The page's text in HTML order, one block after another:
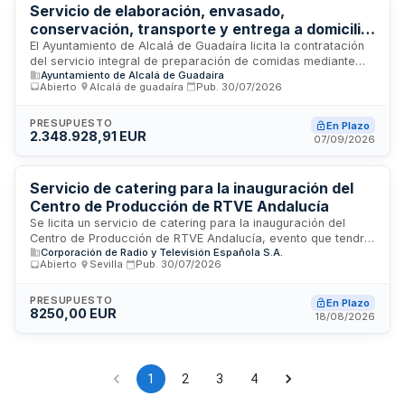
Servicio de elaboración, envasado,
conservación, transporte y entrega a domicilio
de comidas preparadas refrigeradas para el
Servicio de Ayuda a Domicilio del Ayuntamiento
de Alcalá de Guadaíra
El Ayuntamiento de Alcalá de Guadaíra licita la contratación
del servicio integral de preparación de comidas mediante
sistema de línea fría refrigerada, incluyendo elaboración,
envasado, conservación, transporte y entrega a domicilio. El
de Ayuda a Domicilio municipal. Se trata de un contrato de
servicio sujeto a la Ley de Contratos del Sector Público, con
empresa interesada puede presentar proposición. La
adjudicación recaerá en la oferta más ventajosa conforme a
los criterios de valoración establecidos en el pliego.
Ayuntamiento de Alcalá de Guadaíra
Abierto
Alcalá de guadaíra Pub. 30/07/2026
PRESUPUESTO
2.348.928,91 EUR
En Plazo
07/09/2026
Servicio de catering para la inauguración del
Centro de Producción de RTVE Andalucía
Se licita un servicio de catering para la inauguración del
Centro de Producción de RTVE Andalucía, evento que tendrá
lugar en Sevilla. El contrato incluye el suministro de comidas
para el acto inaugural, con gestión integral de la prestación
montaje. RTVE, a través de su Dirección de Comunicación,
será responsable de supervisar la ejecución y garantizar el
Corporación de Radio y Televisión Española S.A.
Abierto
Sevilla Pub. 30/07/2026
PRESUPUESTO
8250,00 EUR
En Plazo
18/08/2026
1 2 3 4